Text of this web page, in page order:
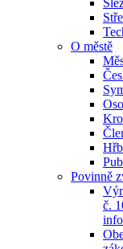
O městě
Povinně
č.